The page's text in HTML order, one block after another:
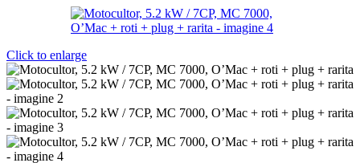
Click to enlarge